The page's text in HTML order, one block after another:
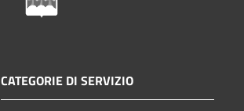
CATEGORIE DI SERVIZIO